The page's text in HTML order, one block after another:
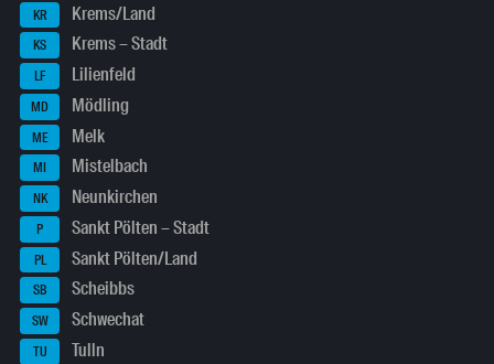
KR Krems/Land
KS Krems – Stadt
LF Lilienfeld
MD Mödling
ME Melk
MI Mistelbach
NK Neunkirchen
P Sankt Pölten – Stadt
PL Sankt Pölten/Land
SB Scheibbs
SW Schwechat
TU Tulln